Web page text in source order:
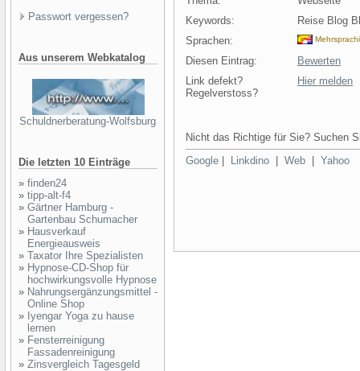
Passwort vergessen?
Aus unserem Webkatalog
Schuldnerberatung-Wolfsburg
Die letzten 10 Einträge
» finden24
» tipp-alt-f4
» Gärtner Hamburg -
Gartenbau Schumacher
» Hausverkauf
Energieausweis
» Taxator Ihre Spezialisten
» Hypnose-CD-Shop für
hochwirkungsvolle Hypnose
» Nahrungsergänzungsmittel -
Online Shop
» Iyengar Yoga zu hause
lernen
» Fensterreinigung
Fassadenreinigung
» Zinsvergleich Tagesgeld
Keywords:
Reise Blog
Sprachen:
Diesen Eintrag:
Bewerten
Link defekt?
Regelverstoss?
Hier melden
Nicht das Richtige für Sie? Suchen
Google
Linkdino Web Yahoo